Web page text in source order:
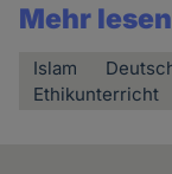
Mehr
Islam
Ethikunterricht